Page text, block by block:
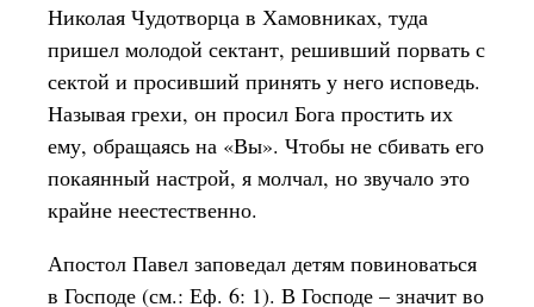
Николая Чудотворца в Хамовниках, туда
пришел молодой сектант, решивший порвать с
сектой и просивший принять у него исповедь.
Называя грехи, он просил Бога простить их
ему, обращаясь на «Вы». Чтобы не сбивать его
покаянный настрой, я молчал, но звучало это
крайне неестественно.
Апостол Павел заповедал детям повиноваться
в Господе (см.: Еф. 6: 1). В Господе – значит во